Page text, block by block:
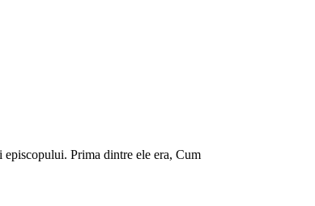
episcopului. Prima dintre ele era, Cum